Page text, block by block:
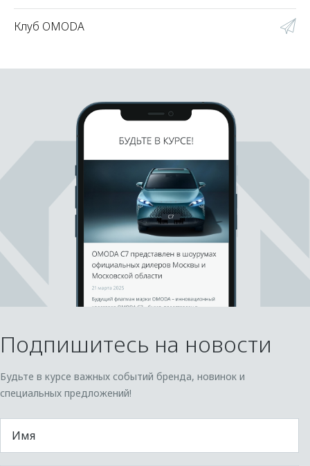
Клуб OMODA
Подпишитесь на новости
Будьте в курсе важных событий бренда, новинок и
специальных предложений!